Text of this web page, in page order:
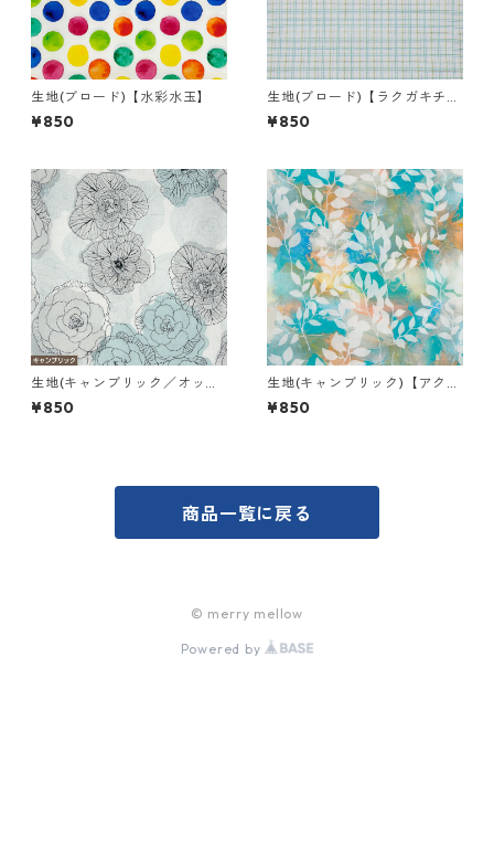
生地(ブロード)【水彩水玉】
¥850
生地(ブロード)【ラクガキチェ
ック Ａ】
¥850
生地(キャンブリック／オック
ス) 【葉牡丹】
¥850
生地(キャンブリック)【アクリ
ル Ｂ】
¥850
商品一覧に戻る
© merry mellow
Powered by